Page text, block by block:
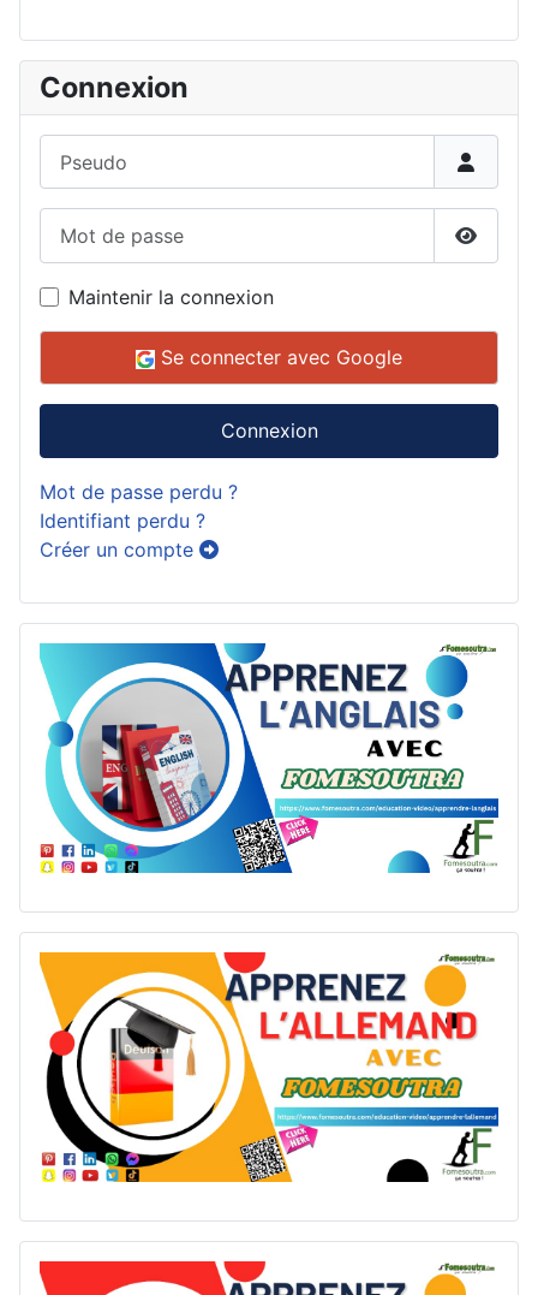
Connexion
Maintenir la connexion
Se connecter avec Google
Connexion
Mot de passe perdu ?
Identifiant perdu ?
Créer un compte